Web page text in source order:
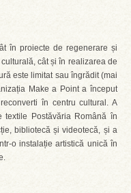
în proiecte de regenerare și
cât și în realizarea de
este limitat sau îngrădit (mai
Make a Point a început
în centru cultural. A
Postăvăria Română în
bibliotecă și videotecă, și a
o instalație artistică unică în